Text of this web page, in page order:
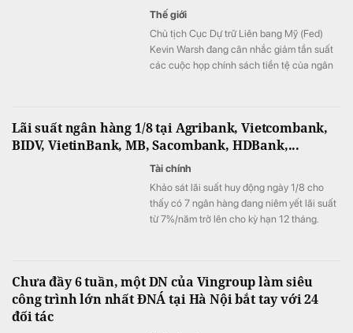
Thế giới
Chủ tịch Cục Dự trữ Liên bang Mỹ (Fed)
Kevin Warsh đang cân nhắc giảm tần suất
các cuộc họp chính sách tiền tệ của ngân
Lãi suất ngân hàng 1/8 tại Agribank, Vietcombank,
BIDV, VietinBank, MB, Sacombank, HDBank,...
Tài chính
Khảo sát lãi suất huy động ngày 1/8 cho
thấy có 7 ngân hàng đang niêm yết lãi suất
từ 7%/năm trở lên cho kỳ hạn 12 tháng.
Chưa đầy 6 tuần, một DN của Vingroup làm siêu
công trình lớn nhất ĐNÁ tại Hà Nội bắt tay với 24
đối tác